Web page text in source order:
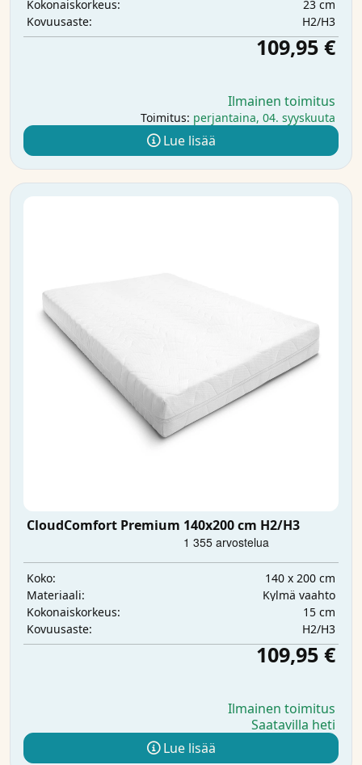
Kokonaiskorkeus:
23 cm
Kovuusaste:
H2/H3
109,95 €
Ilmainen toimitus
Toimitus: perjantaina, 04. syyskuuta
Lue lisää
CloudComfort Premium 140x200 cm H2/H3
Koko:
140 x 200 cm
Materiaali:
Kylmä vaahto
Kokonaiskorkeus:
15 cm
Kovuusaste:
H2/H3
109,95 €
Ilmainen toimitus
Saatavilla heti
Lue lisää